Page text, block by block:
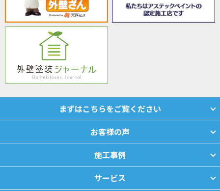
まずはこちらをご覧ください
お客様の声
施工事例
サービス